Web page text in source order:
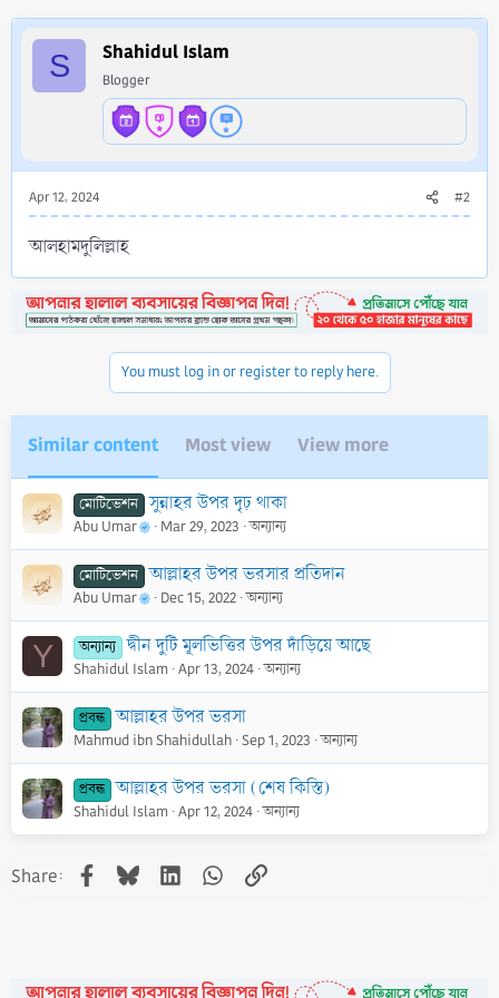
S Shahidul Islam
Blogger
Apr 12, 2024 #2
আলহামদুলিল্লাহ
You must log in or register to reply here.
Similar content Most view View more
মোটিভেশন সুন্নাহর উপর দৃঢ় থাকা
Abu Umar Mar 29, 2023 অন্যান্য
মোটিভেশন আল্লাহর উপর ভরসার প্রতিদান
Abu Umar Dec 15, 2022 অন্যান্য
Y অন্যান্য দ্বীন দুটি মূলভিত্তির উপর দাঁড়িয়ে আছে
Shahidul Islam Apr 13, 2024 অন্যান্য
প্রবন্ধ আল্লাহর উপর ভরসা
Mahmud ibn Shahidullah Sep 1, 2023 অন্যান্য
প্রবন্ধ আল্লাহর উপর ভরসা (শেষ কিস্তি)
Shahidul Islam Apr 12, 2024 অন্যান্য
Share: Facebook
BlueskyLinkedInWhatsApp
Link